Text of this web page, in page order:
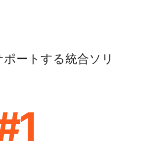
ートする統合ソリ